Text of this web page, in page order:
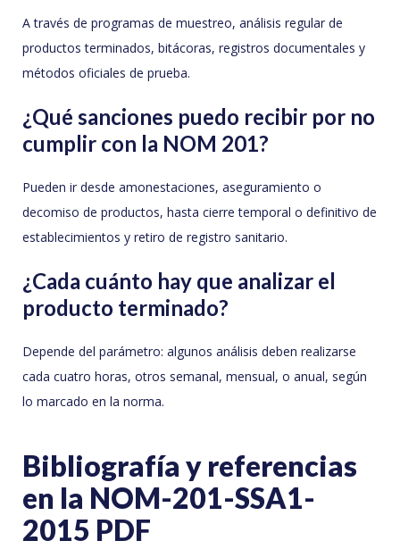
A través de programas de muestreo, análisis regular de
productos terminados, bitácoras, registros documentales y
métodos oficiales de prueba.
¿Qué sanciones puedo recibir por no
cumplir con la NOM 201?
Pueden ir desde amonestaciones, aseguramiento o
decomiso de productos, hasta cierre temporal o definitivo de
establecimientos y retiro de registro sanitario.
¿Cada cuánto hay que analizar el
producto terminado?
Depende del parámetro: algunos análisis deben realizarse
cada cuatro horas, otros semanal, mensual, o anual, según
lo marcado en la norma.
Bibliografía y referencias
en la NOM-201-SSA1-
2015 PDF